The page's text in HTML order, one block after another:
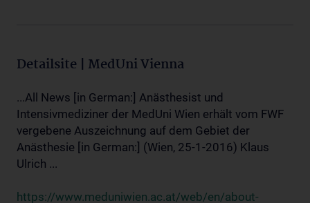
Detailsite | MedUni Vienna
...All News [in German:] Anästhesist und
Intensivmediziner der MedUni Wien erhält vom FWF
vergebene Auszeichnung auf dem Gebiet der
Anästhesie [in German:] (Wien, 25-1-2016) Klaus
Ulrich ...
https://www.meduniwien.ac.at/web/en/about-